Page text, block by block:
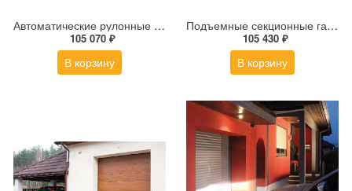
Автоматические рулонные ворота для гаража ALUTECH 2800x2100 мм
105 070 ₽
В корзину
Подъемные секционные гаражные ворота ALUTECH Trend 2000×2000 мм
105 430 ₽
В корзину